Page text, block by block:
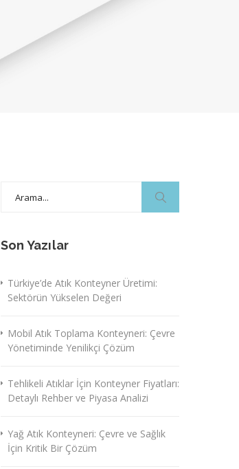
Son Yazılar
Türkiye’de Atık Konteyner Üretimi:
Sektörün Yükselen Değeri
Mobil Atık Toplama Konteyneri: Çevre
Yönetiminde Yenilikçi Çözüm
Tehlikeli Atıklar İçin Konteyner Fiyatları:
Detaylı Rehber ve Piyasa Analizi
Yağ Atık Konteyneri: Çevre ve Sağlık
İçin Kritik Bir Çözüm